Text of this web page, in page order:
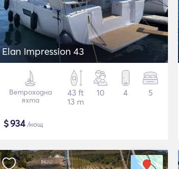
Elan Impression 43
Ветроходна
яхта
43 ft
13 m
10 4 5
$934/нощ